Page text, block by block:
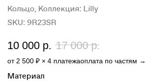
Кольцо, Коллекция: Lilly
SKU: 9R23SR
10 000 р. 17 000 р.
от 2 500 ₽ × 4 платежаоплата по частям →
Материал